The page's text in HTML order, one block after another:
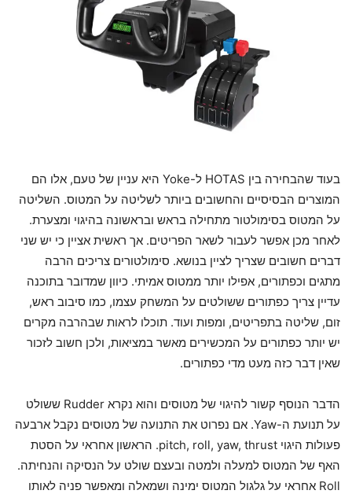
בעוד שהבחירה בין HOTAS ל-Yoke היא עניין של טעם, אלו הם
המוצרים הבסיסיים והחשובים ביותר לשליטה על המטוס. השליטה
על המטוס בסימולטור מתחילה בראש ובראשונה בהיגוי ומצערת.
לאחר מכן אפשר לעבור לשאר הפריטים. אך ראשית אציין כי יש שני
דברים חשובים שצריך לציין בנושא. סימולטורים צריכים הרבה
מתגים וכפתורים, אפילו יותר ממטוס אמיתי. כיוון שמדובר בתוכנה
עדיין צריך כפתורים ששולטים על המשחק עצמו, כמו סיבוב ראש,
זום, שליטה בתפריטים, ומפות ועוד. תוכלו לראות שבהרבה מקרים
יש יותר כפתורים על המכשירים מאשר במציאות, ולכן חשוב לזכור
שאין דבר כזה מעט מדי כפתורים.
הדבר הנוסף קשור להיגוי של מטוסים והוא נקרא Rudder ששולט
על תנועת ה-Yaw. אם נפרוט את התנועה של מטוסים נקבל ארבעה
פעולות היגוי pitch, roll, yaw, thrust. הראשון אחראי על הסטת
האף של המטוס למעלה ולמטה ובעצם שולט על הנסיקה והנחיתה.
Roll אחראי על גלגול המטוס ימינה ושמאלה ומאפשר פניה לאותו